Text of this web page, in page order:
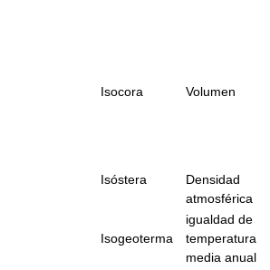
Isocora Volumen
Isóstera
Densidad
atmosférica
Isogeoterma
igualdad de
temperatura
media anual